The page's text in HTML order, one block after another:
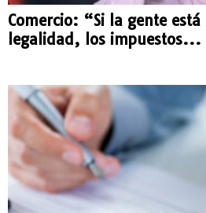
Comercio: “Si la gente
legalidad, los impuestos...